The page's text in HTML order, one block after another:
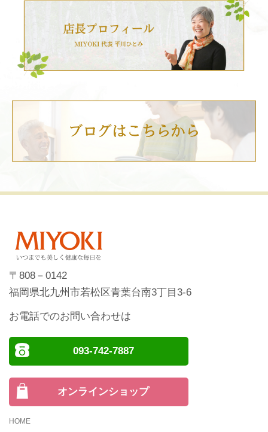
〒808－0142
福岡県北九州市若松区青葉台南3丁目3-6
お電話でのお問い合わせは
093-742-7887
オンラインショップ
HOME